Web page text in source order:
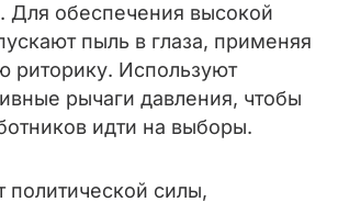
Для обеспечения высокой
пыль в глаза, применяя
риторику. Используют
рычаги давления, чтобы
идти на выборы.
политической силы,